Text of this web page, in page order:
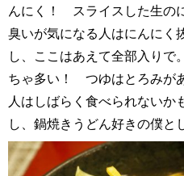
んにく！ スライスした生の
臭いが気になる人はにんにく
し、ここはあえて全部入り
ちゃ多い！ つゆはとろみが
人はしばらく食べられない
し、鍋焼きうどん好きの僕と